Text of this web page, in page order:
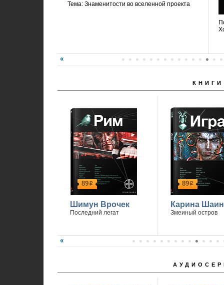
Тема: Знаменитости во вселенной проекта
КНИГИ
89р
Шимун Врочек
Последний легат
89р
Карина
Змеиный остров